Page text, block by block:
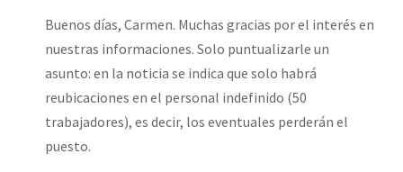
Buenos días, Carmen. Muchas gracias por el interés en
nuestras informaciones. Solo puntualizarle un
asunto: en la noticia se indica que solo habrá
reubicaciones en el personal indefinido (50
trabajadores), es decir, los eventuales perderán el
puesto.